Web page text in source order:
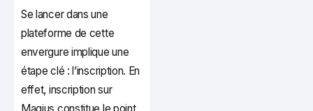
Se lancer dans une
plateforme de cette
envergure implique une
étape clé : l’inscription. En
effet, inscription sur